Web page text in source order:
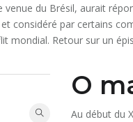
du Brésil, aurait
considéré par certains
mondial. Retour sur un
O
Au début du